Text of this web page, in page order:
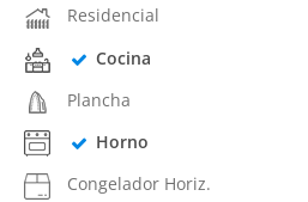
Residencial
Cocina
Plancha
Horno
Congelador Horiz.